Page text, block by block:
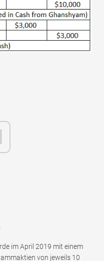
im April 2019 mit einem
von jeweils 10